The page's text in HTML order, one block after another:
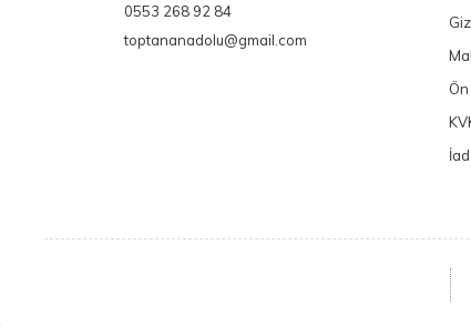
0553 268 92 84
toptananadolu@gmail.com